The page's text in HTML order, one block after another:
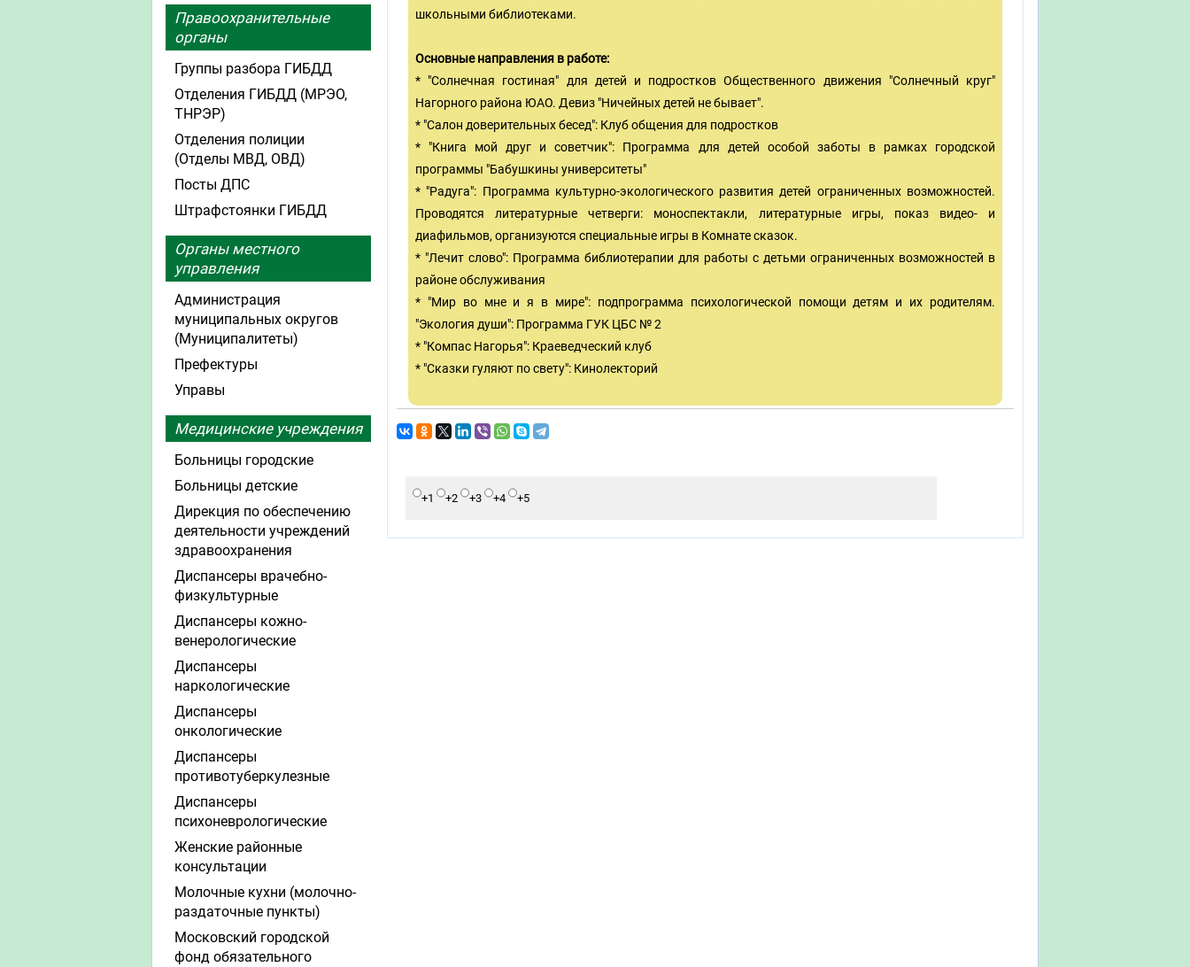
школьными библиотеками.
Основные направления в работе:
* "Солнечная гостиная" для детей и подростков Общественного движения "Солнечный круг"
Нагорного района ЮАО. Девиз "Ничейных детей не бывает".
* "Салон доверительных бесед": Клуб общения для подростков
* "Книга мой друг и советчик": Программа для детей особой заботы в рамках городской
программы "Бабушкины университеты"
* "Радуга": Программа культурно-экологического развития детей ограниченных возможностей.
Проводятся литературные четверги: моноспектакли, литературные игры, показ видео- и
диафильмов, организуются специальные игры в Комнате сказок.
* "Лечит слово": Программа библиотерапии для работы с детьми ограниченных возможностей в
районе обслуживания
* "Мир во мне и я в мире": подпрограмма психологической помощи детям и их родителям.
"Экология души": Программа ГУК ЦБС № 2
* "Компас Нагорья": Краеведческий клуб
* "Сказки гуляют по свету": Кинолекторий
+1 +2 +3 +4 +5
Правоохранительные
органы
Группы разбора ГИБДД
Отделения ГИБДД (МРЭО,
ТНРЭР)
Отделения полиции
(Отделы МВД, ОВД)
Посты ДПС
Штрафстоянки ГИБДД
Органы местного
управления
Администрация
муниципальных округов
(Муниципалитеты)
Префектуры
Управы
Медицинские учреждения
Больницы городские
Больницы детские
Дирекция по обеспечению
деятельности учреждений
здравоохранения
Диспансеры врачебно-
физкультурные
Диспансеры кожно-
венерологические
Диспансеры
наркологические
Диспансеры
онкологические
Диспансеры
противотуберкулезные
Диспансеры
психоневрологические
Женские районные
консультации
Молочные кухни (молочно-
раздаточные пункты)
Московский городской
фонд обязательного